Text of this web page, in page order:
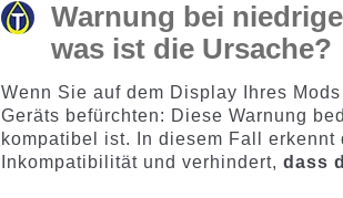
Warnung bei
was ist die Ursache?
Wenn Sie auf dem Display Ihres
Geräts befürchten: Diese Warnung
kompatibel ist. In diesem Fall
Inkompatibilität und verhindert,dass